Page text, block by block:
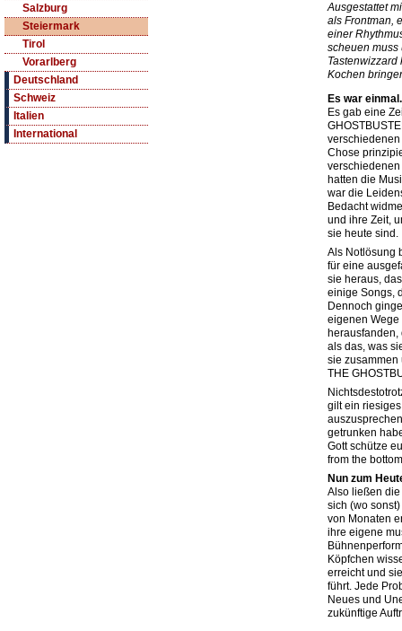
Salzburg
Steiermark
Tirol
Vorarlberg
Deutschland
Schweiz
Italien
International
Ausgestattet
als Frontman,
einer
scheuen
Kochen
Es war
Es gab eine
Chose
hatten die
war die
Bedacht
und ihre Zeit,
sie heute sind.
Als Notlösung
für eine
sie heraus,
einige Songs,
Dennoch
eigenen
herausfanden,
als das, was
sie zusammen
THE
gilt ein
getrunken
Gott schütze
from the
Nun zum
Also ließen
sich (wo
von Monaten
ihre eigene
Köpfchen
erreicht und
führt. Jede
Neues und
zukünftige